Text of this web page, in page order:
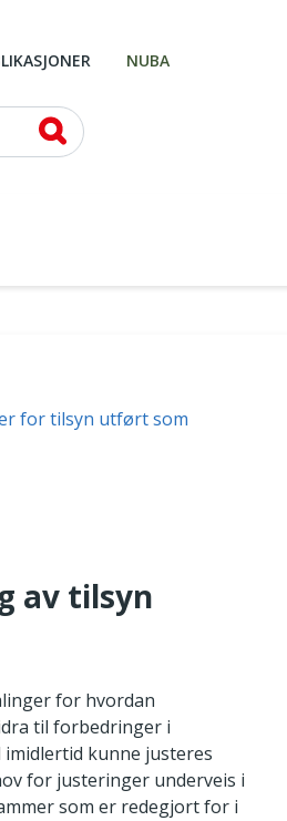
NUBA
for tilsyn utført som
av tilsyn
for hvordan
til forbedringer i
kunne justeres
for justeringer underveis i
som er redegjort for i